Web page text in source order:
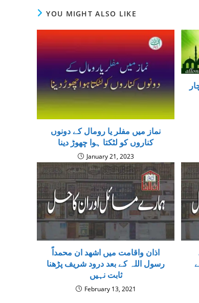
YOU MIGHT ALSO LIKE
نماز ميں مفلر یا رومال کے دونوں
کناروں کو لٹکتا ہوا چھوڑ دینا
January 21, 2023
اذان واقامت میں اشھد ان محمداً
رسول اللہ کے بعد درود شریف پڑھنا
ثابت نہیں
February 13, 2021